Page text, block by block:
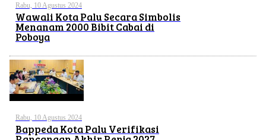
Rabu, 10 Agustus 2024
Wawali Kota Palu Secara Simbolis
Menanam 2000 Bibit Cabai di
Poboya
Rabu, 10 Agustus 2024
Bappeda Kota Palu Verifikasi